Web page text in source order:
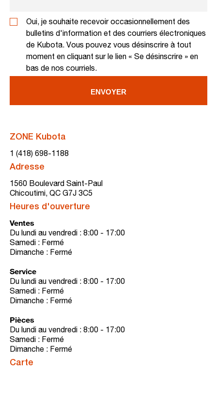
Oui, je souhaite recevoir occasionnellement des
bulletins d'information et des courriers électroniques
de Kubota. Vous pouvez vous désinscrire à tout
moment en cliquant sur le lien « Se désinscrire » en
bas de nos courriels.
ENVOYER
ZONE Kubota
1 (418) 698-1188
Adresse
1560 Boulevard Saint-Paul
Chicoutimi, QC G7J 3C5
Heures d'ouverture
Ventes
Du lundi au vendredi : 8:00 - 17:00
Samedi : Fermé
Dimanche : Fermé
Service
Du lundi au vendredi : 8:00 - 17:00
Samedi : Fermé
Dimanche : Fermé
Pièces
Du lundi au vendredi : 8:00 - 17:00
Samedi : Fermé
Dimanche : Fermé
Carte